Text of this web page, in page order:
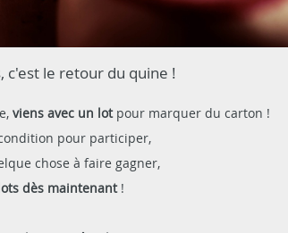
c'est le retour du quine !
viens avec un lot pour marquer du carton !
pour participer,
chose à faire gagner,
dès maintenant!